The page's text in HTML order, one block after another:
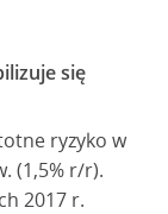
się
ryzyko w
(1,5% r/r).
2017 r.